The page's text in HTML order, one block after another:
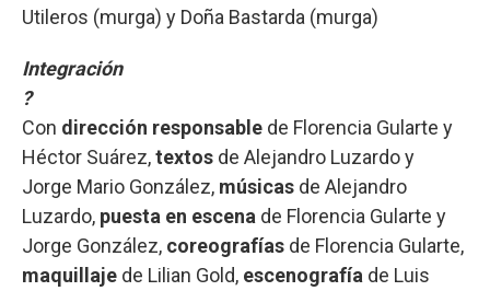
Utileros (murga) y Doña Bastarda (murga)
Integración
?
Con dirección responsable de Florencia Gularte y
Héctor Suárez,textos de Alejandro Luzardo y
Jorge Mario González, músicas de Alejandro
Luzardo, puesta en escena de Florencia Gularte y
Jorge González, coreografías de Florencia Gularte,
maquillaje de Lilian Gold, escenografía de Luis